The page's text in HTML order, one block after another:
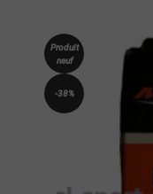
Produit
neuf
-38%